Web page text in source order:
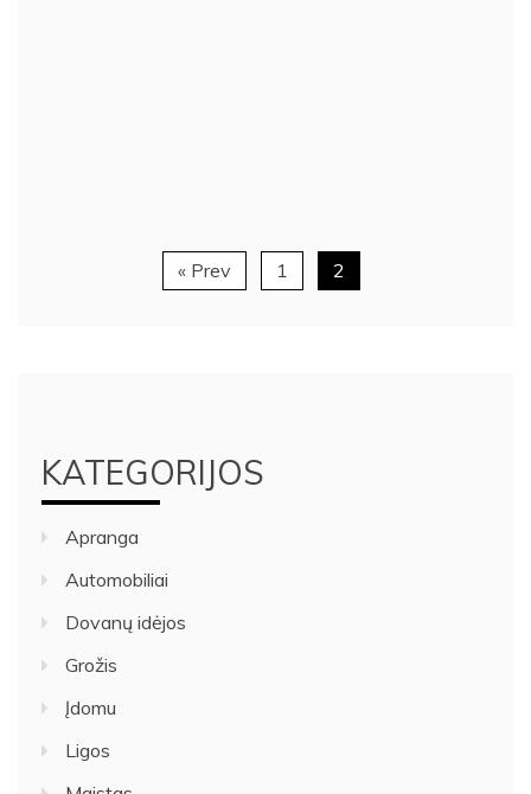
« Prev 1 2
KATEGORIJOS
Apranga
Automobiliai
Dovanų idėjos
Grožis
Įdomu
Ligos